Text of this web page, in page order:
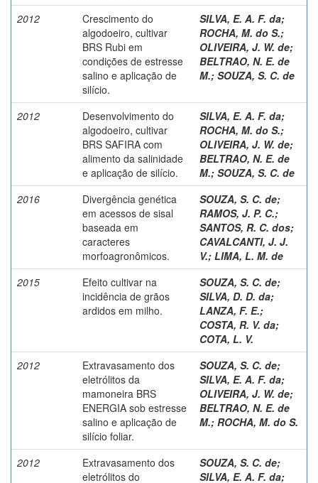
2012
Crescimento do
algodoeiro, cultivar
BRS Rubi em
condições de estresse
salino e aplicação de
silício.
SILVA, E. A. F. da;
ROCHA, M. do S.;
OLIVEIRA, J. W. de;
BELTRAO, N. E. de
M.; SOUZA, S. C. de
2012
Desenvolvimento do
algodoeiro, cultivar
BRS SAFIRA com
alimento da salinidade
e aplicação de silício.
SILVA, E. A. F. da;
ROCHA, M. do S.;
OLIVEIRA, J. W. de;
BELTRAO, N. E. de
M.; SOUZA, S. C. de
2016
Divergência genética
em acessos de sisal
baseada em
caracteres
morfoagronômicos.
SOUZA, S. C. de;
RAMOS, J. P. C.;
SANTOS, R. C. dos;
CAVALCANTI, J. J.
V.; LIMA, L. M. de
2015
Efeito cultivar na
incidência de grãos
ardidos em milho.
SOUZA, S. C. de;
SILVA, D. D. da;
LANZA, F. E.;
COSTA, R. V. da;
COTA, L. V.
2012
Extravasamento dos
eletrólitos da
mamoneira BRS
ENERGIA sob estresse
salino e aplicação de
silício foliar.
SOUZA, S. C. de;
SILVA, E. A. F. da;
OLIVEIRA, J. W. de;
BELTRAO, N. E. de
M.; ROCHA, M. do S.
2012
Extravasamento dos
eletrólitos do
SOUZA, S. C. de;
SILVA, E. A. F. da;